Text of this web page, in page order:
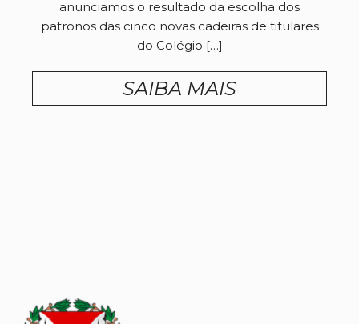
anunciamos o resultado da escolha dos
patronos das cinco novas cadeiras de titulares
do Colégio […]
SAIBA MAIS